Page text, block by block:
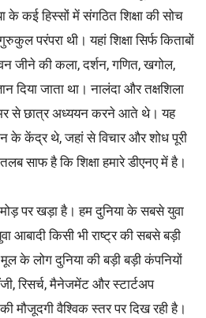
कई हिस्सों में संगठित शिक्षा की सोच
परंपरा थी। यहां शिक्षा सिर्फ किताबों
जीने की कला, दर्शन, गणित, खगोल,
दिया जाता था। नालंदा और तक्षशिला
भर से छात्र अध्ययन करने आते थे। यह
के केंद्र थे, जहां से विचार और शोध पूरी
साफ है कि शिक्षा हमारे डीएनए में है।
पर खड़ा है। हम दुनिया के सबसे युवा
आबादी किसी भी राष्ट्र की सबसे बड़ी
के लोग दुनिया की बड़ी बड़ी कंपनियों
रिसर्च, मैनेजमेंट और स्टार्टअप
मौजूदगी वैश्विक स्तर पर दिख रही है।